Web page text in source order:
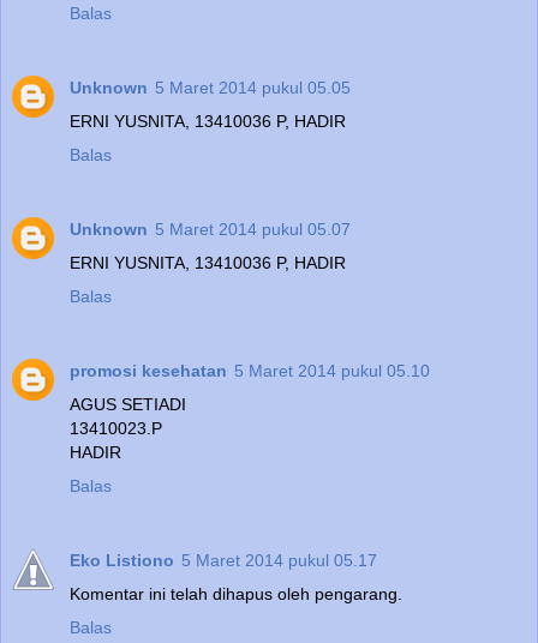
Balas
Unknown 5 Maret 2014 pukul 05.05
ERNI YUSNITA, 13410036 P, HADIR
Balas
Unknown 5 Maret 2014 pukul 05.07
ERNI YUSNITA, 13410036 P, HADIR
Balas
promosi kesehatan 5 Maret 2014 pukul 05.10
AGUS SETIADI
13410023.P
HADIR
Balas
Eko Listiono 5 Maret 2014 pukul 05.17
Komentar ini telah dihapus oleh pengarang.
Balas